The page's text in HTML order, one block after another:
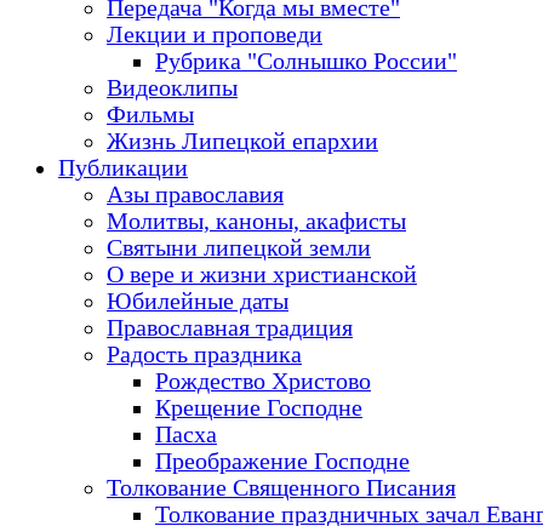
Передача "Когда мы вместе"
Лекции и проповеди
Рубрика "Солнышко России"
Видеоклипы
Фильмы
Жизнь Липецкой епархии
Публикации
Азы православия
Молитвы, каноны, акафисты
Святыни липецкой земли
О вере и жизни христианской
Юбилейные даты
Православная традиция
Радость праздника
Рождество Христово
Крещение Господне
Пасха
Преображение Господне
Толкование Священного Писания
Толкование праздничных зачал